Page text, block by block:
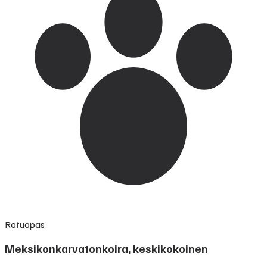
Rotuopas
Meksikonkarvatonkoira, keskikokoinen